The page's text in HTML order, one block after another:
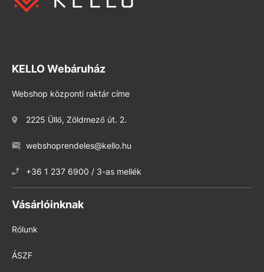
KELLO Webáruház
Webshop központi raktár címe
2225 Üllő, Zöldmező út. 2.
webshoprendeles@kello.hu
+36 1 237 6900 / 3-as mellék
Vásárlóinknak
Rólunk
ÁSZF